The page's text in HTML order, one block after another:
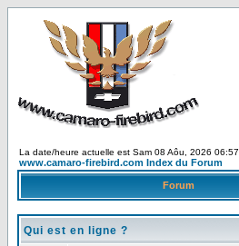
La date/heure actuelle est Sam 08 Aôu, 2026 06:57
www.camaro-firebird.com Index du Forum
Forum
Qui est en ligne ?